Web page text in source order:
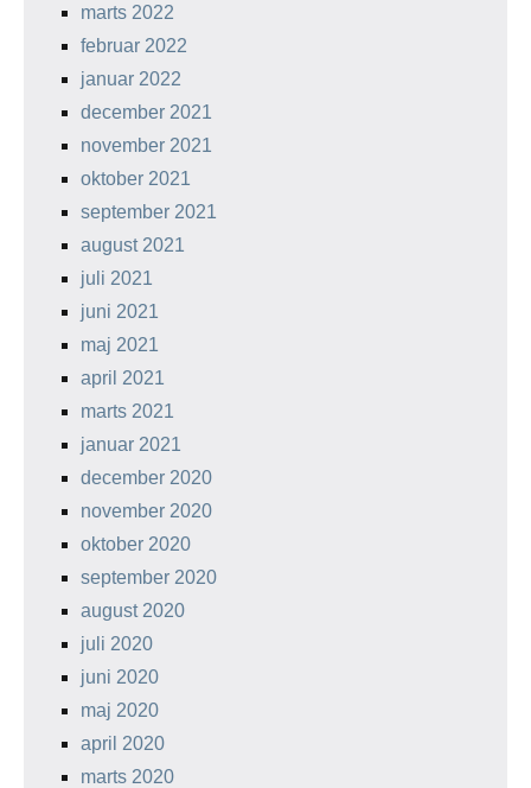
marts 2022
februar 2022
januar 2022
december 2021
november 2021
oktober 2021
september 2021
august 2021
juli 2021
juni 2021
maj 2021
april 2021
marts 2021
januar 2021
december 2020
november 2020
oktober 2020
september 2020
august 2020
juli 2020
juni 2020
maj 2020
april 2020
marts 2020